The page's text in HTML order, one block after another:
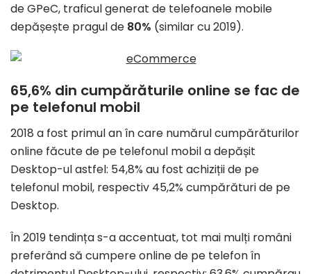
de GPeC, traficul generat de telefoanele mobile
depășește pragul de 80% (similar cu 2019).
65,6% din cumpărăturile online se fac de
pe telefonul mobil
2018 a fost primul an în care numărul cumpărăturilor
online făcute de pe telefonul mobil a depășit
Desktop-ul astfel: 54,8% au fost achiziții de pe
telefonul mobil, respectiv 45,2% cumpărături de pe
Desktop.
În 2019 tendința s-a accentuat, tot mai mulți români
preferând să cumpere online de pe telefon în